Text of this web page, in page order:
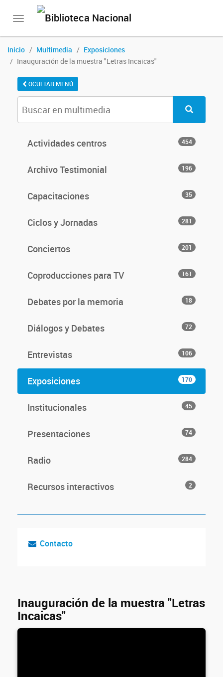
Toggle
Inicio Multimedia
Exposiciones
Inauguración de la muestra "Letras Incaicas"
OCULTAR MENÚ
Actividades centros 454
Archivo Testimonial 196
Capacitaciones 35
Ciclos y Jornadas 281
Conciertos 201
Coproducciones para TV 161
Debates por la memoria 18
Diálogos y Debates 72
Entrevistas 106
Exposiciones 170
Institucionales 45
Presentaciones 74
Radio 284
Recursos interactivos 2
Contacto
Inauguración de la muestra "Letras
Incaicas"